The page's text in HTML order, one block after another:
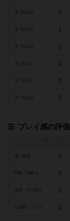
2
1
1
0
0
0
プレイ感の評価
0
戦略・判断力 0
0
0